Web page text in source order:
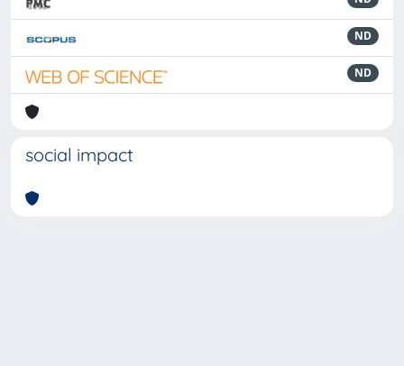
ND
ND
social impact